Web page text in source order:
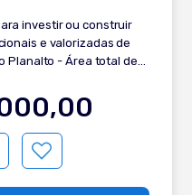
investir ou construir
e valorizadas de
possibilidades de
ou de
nobre da cidade,
e com fácil